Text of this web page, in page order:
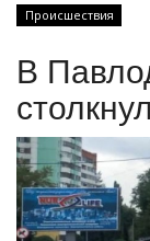
КАЗАХСТАН
МИР
Происшествия
В